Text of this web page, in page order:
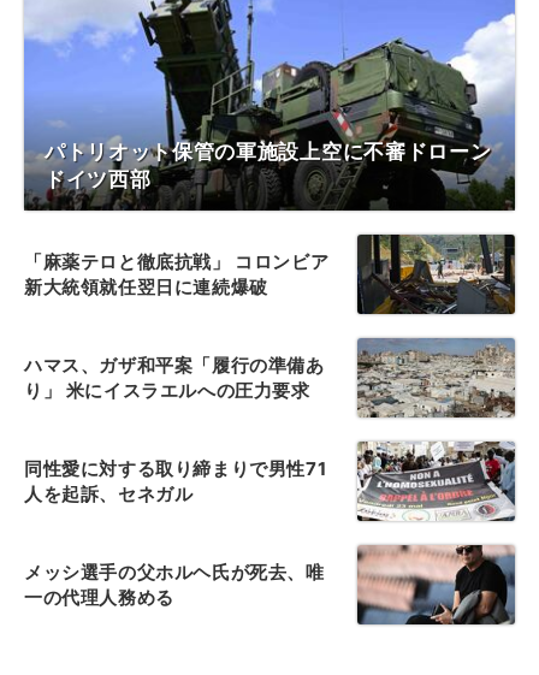
パトリオット保管の軍施設上空に不審ドローン
ドイツ西部
「麻薬テロと徹底抗戦」 コロンビア
新大統領就任翌日に連続爆破
ハマス、ガザ和平案「履行の準備あ
り」 米にイスラエルへの圧力要求
同性愛に対する取り締まりで男性71
人を起訴、セネガル
メッシ選手の父ホルヘ氏が死去、唯
一の代理人務める